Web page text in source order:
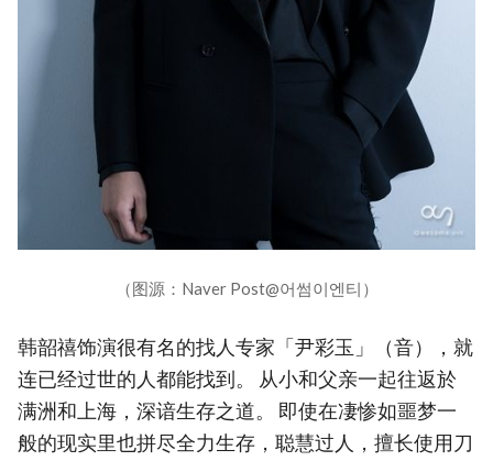
（图源：Naver Post@어썸이엔티）
韩韶禧饰演很有名的找人专家「尹彩玉」（音），就
连已经过世的人都能找到。 从小和父亲一起往返於
满洲和上海，深谙生存之道。 即使在凄惨如噩梦一
般的现实里也拼尽全力生存，聪慧过人，擅长使用刀